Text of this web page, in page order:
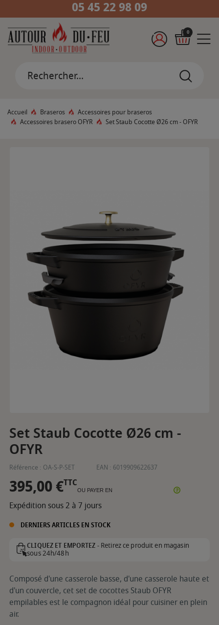
05 45 22 98 09
0
Accueil Braseros
Accessoires pour braseros
Accessoires brasero OFYR
Set Staub Cocotte Ø26 cm - OFYR
Set Staub Cocotte Ø26 cm -
OFYR
Référence : OA-S-P-SET EAN : 6019909622637
395,00 €TTC
OU PAYER EN
Expédition sous 2 à 7 jours
DERNIERS ARTICLES EN STOCK
CLIQUEZ ET EMPORTEZ -Retirez ce produit en magasin
sous 24h/48h
Composé d'une casserole basse, d'une casserole haute et
d'un couvercle, cet set de cocottes Staub OFYR
empilables est le compagnon idéal pour cuisiner en plein
air.